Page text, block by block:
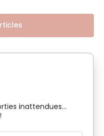
inattendues…